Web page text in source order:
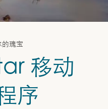
瑰宝
移动
序